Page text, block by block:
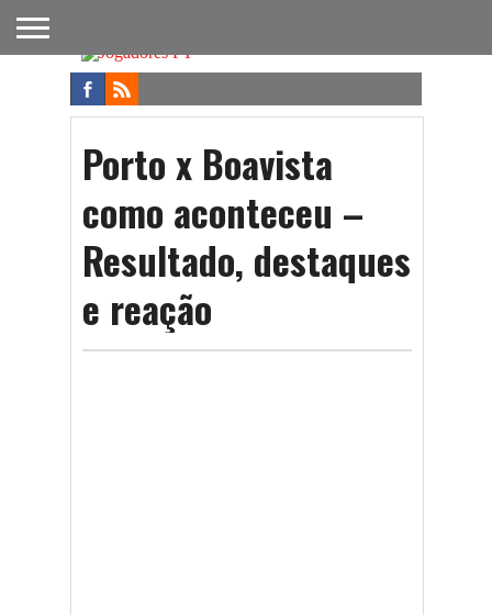
FUTEBOL
NACIONAL
FUTEBOL
INTERNACIONAL
NOTÍCIAS
ONDE
ASSISTIR
FUTEBOL
NA TV
APOSTAS
Porto x Boavista
como aconteceu –
Resultado, destaques
e reação